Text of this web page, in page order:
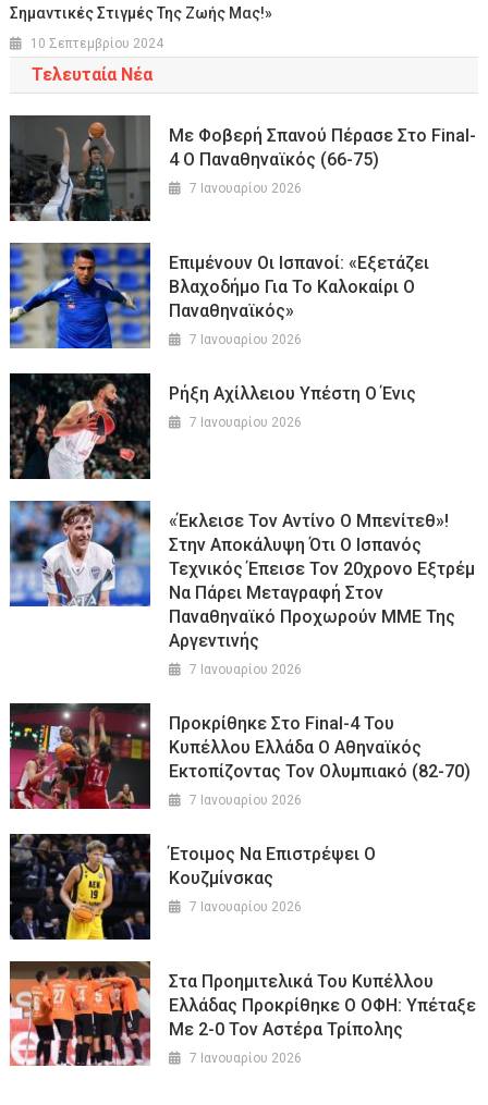
Σημαντικές Στιγμές Της Ζωής Μας!»
10 Σεπτεμβρίου 2024
Τελευταία Νέα
Με Φοβερή Σπανού Πέρασε Στο Final-
4 Ο Παναθηναϊκός (66-75)
7 Ιανουαρίου 2026
Επιμένουν Οι Ισπανοί: «Εξετάζει
Βλαχοδήμο Για Το Καλοκαίρι Ο
Παναθηναϊκός»
7 Ιανουαρίου 2026
Ρήξη Αχίλλειου Υπέστη Ο Ένις
7 Ιανουαρίου 2026
«Έκλεισε Τον Αντίνο Ο Μπενίτεθ»!
Στην Αποκάλυψη Ότι Ο Ισπανός
Τεχνικός Έπεισε Τον 20χρονο Εξτρέμ
Να Πάρει Μεταγραφή Στον
Παναθηναϊκό Προχωρούν ΜΜΕ Της
Αργεντινής
7 Ιανουαρίου 2026
Προκρίθηκε Στο Final-4 Του
Κυπέλλου Ελλάδα Ο Αθηναϊκός
Εκτοπίζοντας Τον Ολυμπιακό (82-70)
7 Ιανουαρίου 2026
Έτοιμος Να Επιστρέψει Ο
Κουζμίνσκας
7 Ιανουαρίου 2026
Στα Προημιτελικά Του Κυπέλλου
Ελλάδας Προκρίθηκε Ο ΟΦΗ: Υπέταξε
Με 2-0 Τον Αστέρα Τρίπολης
7 Ιανουαρίου 2026